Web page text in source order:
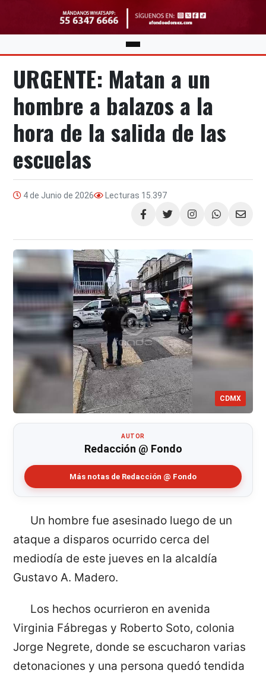
URGENTE: Matan a un
hombre a balazos a la
hora de la salida de las
escuelas
4 de Junio de 2026 Lecturas 15.397
Compartir
CDMX
AUTOR
Redacción @ Fondo
Más notas de Redacción @ Fondo
Un hombre fue asesinado luego de un
ataque a disparos ocurrido cerca del
mediodía de este jueves en la alcaldía
Gustavo A. Madero.
Los hechos ocurrieron en avenida
Virginia Fábregas y Roberto Soto, colonia
Jorge Negrete, donde se escucharon varias
detonaciones y una persona quedó tendida